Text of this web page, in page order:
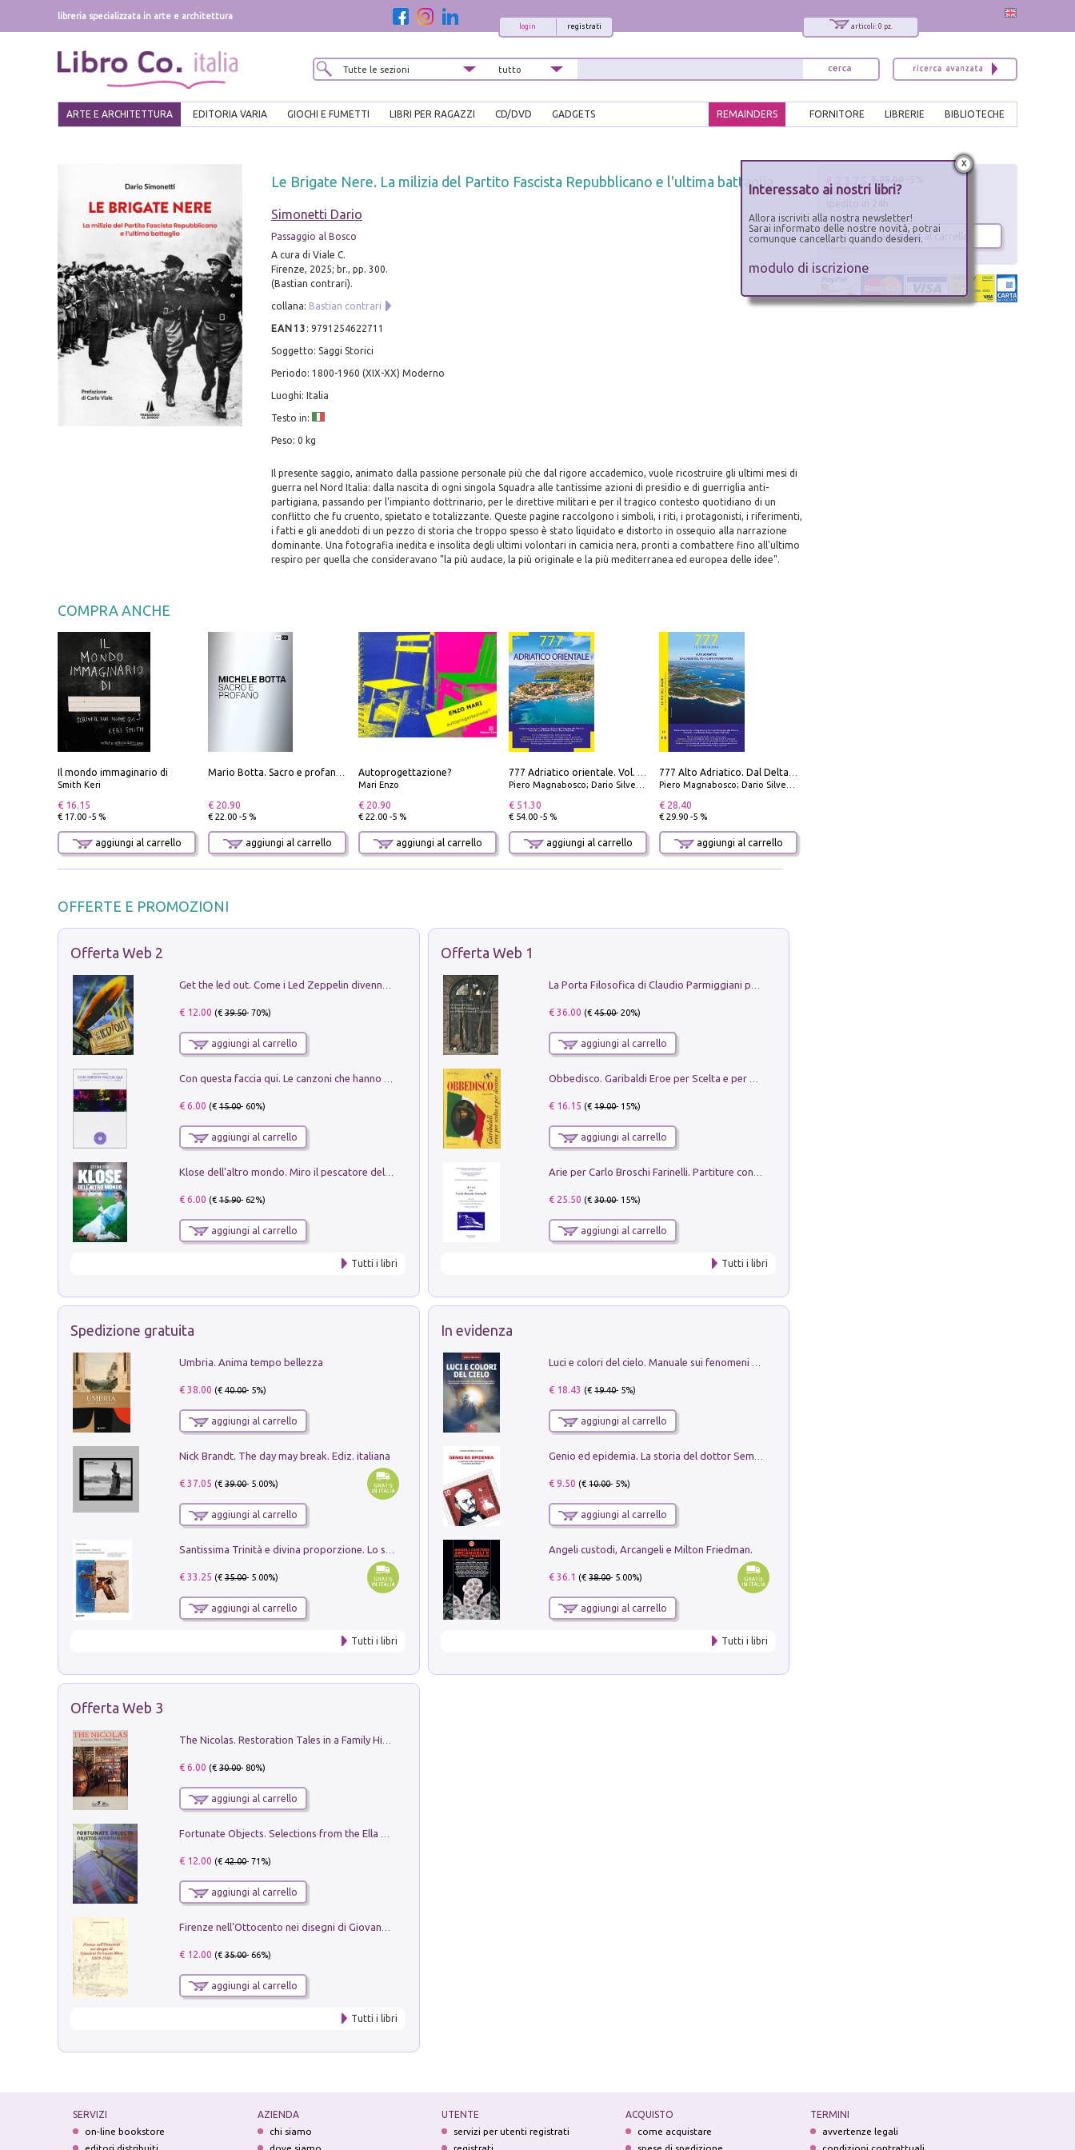
libreria specializzata in arte e architettura
articoli: 0 pz.
registrati
login
ARTE E ARCHITETTURA EDITORIA VARIA GIOCHI E FUMETTI LIBRI PER RAGAZZI CD/DVD GADGETS BIBLIOTECHE
LIBRERIE
FORNITORE
REMAINDERS
Le Brigate Nere. La milizia del Partito Fascista Repubblicano e l'ultima battaglia
Simonetti Dario
Passaggio al Bosco
A cura di Viale C.
Firenze, 2025; br., pp. 300.
(Bastian contrari).
collana: Bastian contrari
EAN13 : 9791254622711
Soggetto: Saggi Storici
Periodo: 1800-1960 (XIX-XX) Moderno
Luoghi: Italia
Testo in:
Peso: 0 kg
Il presente saggio, animato dalla passione personale più che dal rigore accademico, vuole ricostruire gli ultimi mesi di
guerra nel Nord Italia: dalla nascita di ogni singola Squadra alle tantissime azioni di presidio e di guerriglia anti-
partigiana, passando per l'impianto dottrinario, per le direttive militari e per il tragico contesto quotidiano di un
conflitto che fu cruento, spietato e totalizzante. Queste pagine raccolgono i simboli, i riti, i protagonisti, i riferimenti,
i fatti e gli aneddoti di un pezzo di storia che troppo spesso è stato liquidato e distorto in ossequio alla narrazione
dominante. Una fotografia inedita e insolita degli ultimi volontari in camicia nera, pronti a combattere fino all'ultimo
respiro per quella che consideravano "la più audace, la più originale e la più mediterranea ed europea delle idee".
COMPRA ANCHE
Il mondo immaginario di
Smith Keri
€ 16.15
€ 17.00 -5 %
aggiungi al carrello
€ 20.90
€ 22.00 -5 %
aggiungi al carrello
Autoprogettazione?
Mari Enzo
€ 20.90
€ 22.00 -5 %
aggiungi al carrello
Piero Magnabosco; Dario Silvestro; Marco Sbrizzi
€ 51.30
€ 54.00 -5 %
aggiungi al carrello
Piero Magnabosco; Dario Silvestro; Marco Sbrizzi
€ 28.40
€ 29.90 -5 %
aggiungi al carrello
OFFERTE E PROMOZIONI
Offerta Web 2
€ 12.00 (€39.50- 70%)
aggiungi al carrello
€ 6.00 (€15.00- 60%)
aggiungi al carrello
Klose dell'altro mondo. Miro il pescatore del goal
€ 6.00 (€15.90- 62%)
aggiungi al carrello
Tutti i libri
Offerta Web 1
€ 36.00 (€45.00- 20%)
aggiungi al carrello
€ 16.15 (€19.00- 15%)
aggiungi al carrello
€ 25.50 (€30.00- 15%)
aggiungi al carrello
Tutti i libri
Spedizione gratuita
Umbria. Anima tempo bellezza
€ 38.00 (€40.00- 5%)
aggiungi al carrello
Nick Brandt. The day may break. Ediz. italiana
€ 37.05 (€39.00- 5.00%)
aggiungi al carrello
€ 33.25 (€35.00- 5.00%)
aggiungi al carrello
Tutti i libri
In evidenza
€ 18.43 (€19.40- 5%)
aggiungi al carrello
€ 9.50 (€10.00- 5%)
aggiungi al carrello
Angeli custodi, Arcangeli e Milton Friedman.
€ 36.1 (€38.00- 5.00%)
aggiungi al carrello
Tutti i libri
Offerta Web 3
€ 6.00 (€30.00- 80%)
aggiungi al carrello
€ 12.00 (€42.00- 71%)
aggiungi al carrello
€ 12.00 (€35.00- 66%)
aggiungi al carrello
Tutti i libri
€ 23.75
aggiungi al carrello
SERVIZI
on-line bookstore
AZIENDA
chi siamo
UTENTE
servizi per utenti registrati
ACQUISTO
come acquistare
TERMINI
avvertenze legali
x
Interessato ai nostri libri?
Allora iscriviti alla nostra newsletter!
Sarai informato delle nostre novità, potrai
comunque cancellarti quando desideri.
modulo di iscrizione